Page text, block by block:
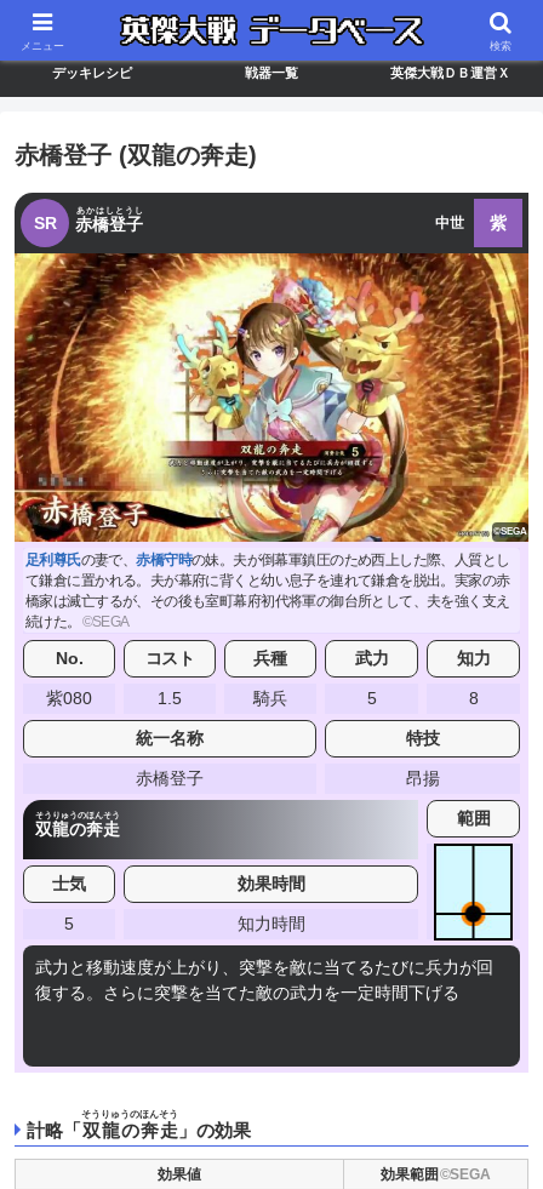
最新バージョン情報 武将ランキング カードリスト
デッキレシピ 戦器一覧 英傑大戦ＤＢ運営Ｘ
赤橋登子 (双龍の奔走)
SR 赤橋登子
あかはしとうし
中世 紫
足利尊氏の妻で、赤橋守時の妹。夫が倒幕軍鎮圧のため西上した際、人質とし
て鎌倉に置かれる。夫が幕府に背くと幼い息子を連れて鎌倉を脱出。実家の赤
橋家は滅亡するが、その後も室町幕府初代将軍の御台所として、夫を強く支え
続けた。
No. コスト 兵種 武力 知力
紫080 1.5 騎兵 5 8
統一名称 特技
赤橋登子 昂揚
双龍の奔走
そうりゅうのほんそう 範囲
士気 効果時間
5 知力時間
武力と移動速度が上がり、突撃を敵に当てるたびに兵力が回
復する。さらに突撃を当てた敵の武力を一定時間下げる
計略「 双龍の奔走
そうりゅうのほんそう
」の効果
効果値
効果範囲
メニュー 検索